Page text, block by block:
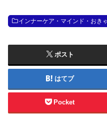
インナーケア・マインド・おき
ポスト
はてブ
Pocket